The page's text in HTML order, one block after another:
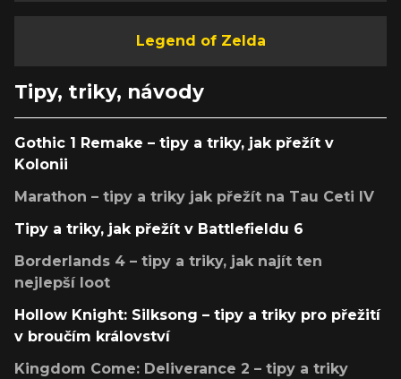
Legend of Zelda
Tipy, triky, návody
Gothic 1 Remake – tipy a triky, jak přežít v
Kolonii
Marathon – tipy a triky jak přežít na Tau Ceti IV
Tipy a triky, jak přežít v Battlefieldu 6
Borderlands 4 – tipy a triky, jak najít ten
nejlepší loot
Hollow Knight: Silksong – tipy a triky pro přežití
v broučím království
Kingdom Come: Deliverance 2 – tipy a triky